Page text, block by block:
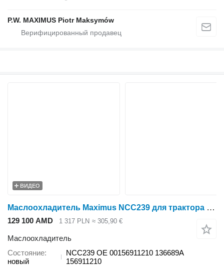
P.W. MAXIMUS Piotr Maksymów
ВИДЕО
Маслоохладитель Maximus NCC239 для трактора колесного Deutz-Fahr AGROTRON 165 M600 M610 M620 M640 M650
129 100 AMD 1 317 PLN ≈ 305,90 €
Маслоохладитель
Состояние
новый
NCC239 OE 00156911210 136689A
156911210